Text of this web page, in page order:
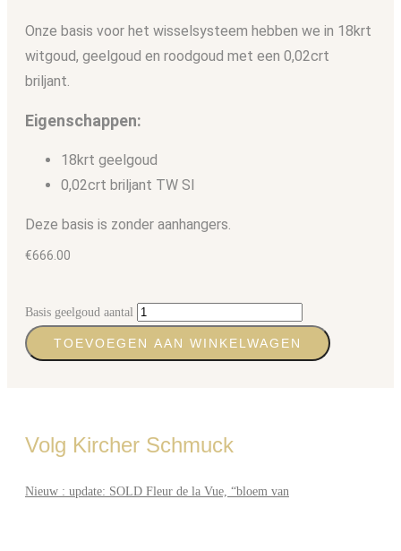
Onze basis voor het wisselsysteem hebben we in 18krt
witgoud, geelgoud en roodgoud met een 0,02crt
briljant.
Eigenschappen:
18krt geelgoud
0,02crt briljant TW SI
Deze basis is zonder aanhangers.
€666.00
Basis geelgoud aantal
TOEVOEGEN AAN WINKELWAGEN
Volg Kircher Schmuck
Nieuw : update: SOLD Fleur de la Vue, “bloem van